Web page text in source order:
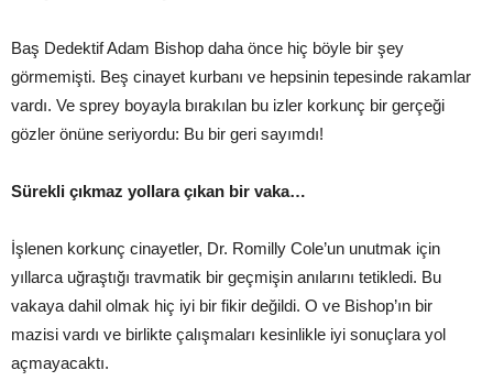
Baş Dedektif Adam Bishop daha önce hiç böyle bir şey
görmemişti. Beş cinayet kurbanı ve hepsinin tepesinde rakamlar
vardı. Ve sprey boyayla bırakılan bu izler korkunç bir gerçeği
gözler önüne seriyordu: Bu bir geri sayımdı!
Sürekli çıkmaz yollara çıkan bir vaka…
İşlenen korkunç cinayetler, Dr. Romilly Cole’un unutmak için
yıllarca uğraştığı travmatik bir geçmişin anılarını tetikledi. Bu
vakaya dahil olmak hiç iyi bir fikir değildi. O ve Bishop’ın bir
mazisi vardı ve birlikte çalışmaları kesinlikle iyi sonuçlara yol
açmayacaktı.